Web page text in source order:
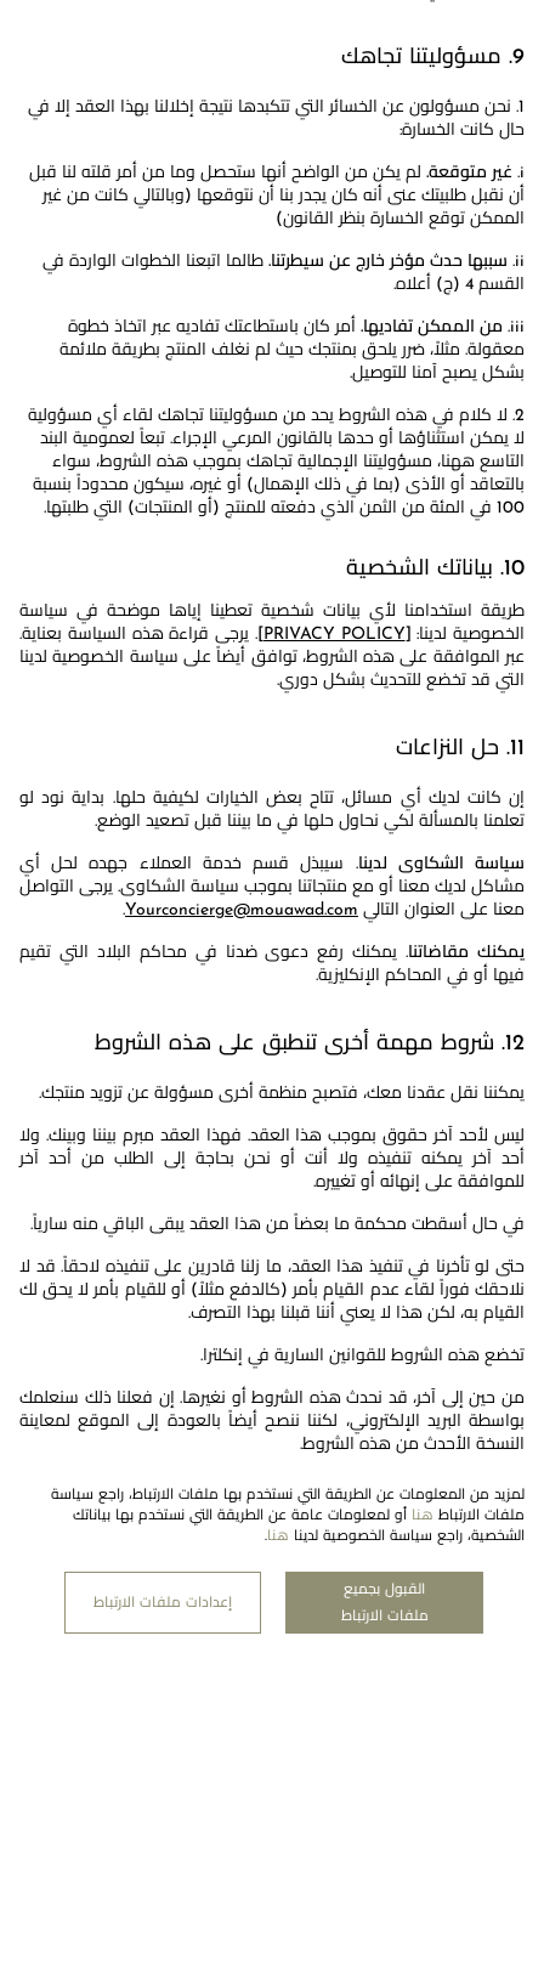
9. مسؤوليتنا تجاهك
1. نحن مسؤولون عن الخسائر التي تتكبدها نتيجة إخلالنا بهذا العقد إلا في
حال كانت الخسارة:
i. غير متوقعة. لم يكن من الواضح أنها ستحصل وما من أمر قلته لنا قبل
أن نقبل طلبيتك عنى أنه كان يجدر بنا أن نتوقعها (وبالتالي كانت من غير
الممكن توقع الخسارة بنظر القانون)
ii. سببها حدث مؤخر خارج عن سيطرتنا. طالما اتبعنا الخطوات الواردة في
القسم 4 (ج) أعلاه.
iii. من الممكن تفاديها. أمر كان باستطاعتك تفاديه عبر اتخاذ خطوة
معقولة. مثلاً، ضرر يلحق بمنتجك حيث لم نغلف المنتج بطريقة ملائمة
بشكل يصبح آمنا للتوصيل.
2. لا كلام في هذه الشروط يحد من مسؤوليتنا تجاهك لقاء أي مسؤولية
لا يمكن استثناؤها أو حدها بالقانون المرعي الإجراء. تبعاً لعمومية البند
التاسع ههنا، مسؤوليتنا الإجمالية تجاهك بموجب هذه الشروط، سواء
بالتعاقد أو الأذى (بما في ذلك الإهمال) أو غيره، سيكون محدوداً بنسبة
100 في المئة من الثمن الذي دفعته للمنتج (أو المنتجات) التي طلبتها.
10. بياناتك الشخصية
طريقة استخدامنا لأي بيانات شخصية تعطينا إياها موضحة في سياسة
الخصوصية لدينا: [PRIVACY POLICY]. يرجى قراءة هذه السياسة بعناية.
عبر الموافقة على هذه الشروط، توافق أيضاً على سياسة الخصوصية لدينا
التي قد تخضع للتحديث بشكل دوري.
11. حل النزاعات
إن كانت لديك أي مسائل، تتاح بعض الخيارات لكيفية حلها. بداية نود لو
تعلمنا بالمسألة لكي نحاول حلها في ما بيننا قبل تصعيد الوضع.
سياسة الشكاوى لدينا. سيبذل قسم خدمة العملاء جهده لحل أي
مشاكل لديك معنا أو مع منتجاتنا بموجب سياسة الشكاوى. يرجى التواصل
معنا على العنوان التالي Yourconcierge@mouawad.com
.
يمكنك مقاضاتنا. يمكنك رفع دعوى ضدنا في محاكم البلاد التي تقيم
فيها أو في المحاكم الإنكليزية.
12. شروط مهمة أخرى تنطبق على هذه الشروط
يمكننا نقل عقدنا معك، فتصبح منظمة أخرى مسؤولة عن تزويد منتجك.
ليس لأحد آخر حقوق بموجب هذا العقد. فهذا العقد مبرم بيننا وبينك. ولا
أحد آخر يمكنه تنفيذه ولا أنت أو نحن بحاجة إلى الطلب من أحد آخر
للموافقة على إنهائه أو تغييره.
في حال أسقطت محكمة ما بعضاً من هذا العقد يبقى الباقي منه سارياً.
حتى لو تأخرنا في تنفيذ هذا العقد، ما زلنا قادرين على تنفيذه لاحقاً. قد لا
نلاحقك فوراً لقاء عدم القيام بأمر (كالدفع مثلاً) أو للقيام بأمر لا يحق لك
القيام به، لكن هذا لا يعني أننا قبلنا بهذا التصرف.
تخضع هذه الشروط للقوانين السارية في إنكلترا.
من حين إلى آخر، قد نحدث هذه الشروط أو نغيرها. إن فعلنا ذلك سنعلمك
بواسطة البريد الإلكتروني، لكننا ننصح أيضاً بالعودة إلى الموقع لمعاينة
النسخة الأحدث من هذه الشروط.
النشرة الإخبارية
لمزيد من المعلومات عن الطريقة التي نستخدم بها ملفات الارتباط، راجع سياسة
ملفات الارتباط هنا
أو لمعلومات عامة عن الطريقة التي نستخدم بها بياناتك
الشخصية، راجع سياسة الخصوصية لدينا هنا.
القبول بجميع
ملفات الارتباط
إعدادات ملفات الارتباط